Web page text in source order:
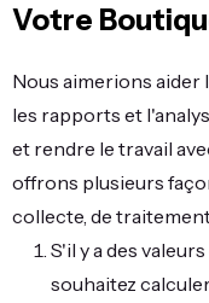
Votre
Nous aimerions
les rapports et
et rendre le travail
offrons plusieurs
collecte, de
S'il y a des
souhaitez